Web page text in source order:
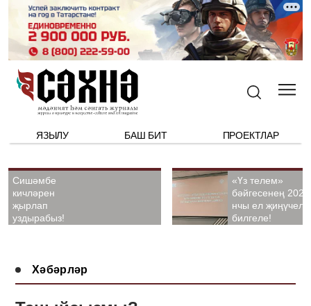
ЯЗЫЛУ БАШ БИТ ПРОЕКТЛАР
Сишәмбе
кичләрен
җырлап
уздырабыз!
«Үз телем»
бәйгесенең 2026
нчы ел
билгеле!
Хәбәрләр